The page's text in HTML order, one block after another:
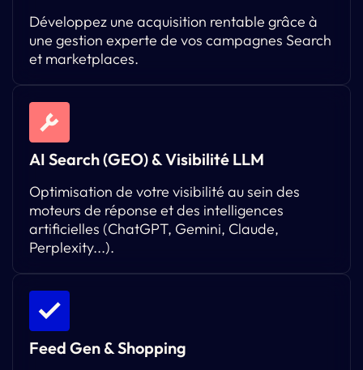
Développez une acquisition rentable grâce à
une gestion experte de vos campagnes Search
et marketplaces.
AI Search (GEO) & Visibilité LLM
Optimisation de votre visibilité au sein des
moteurs de réponse et des intelligences
artificielles (ChatGPT, Gemini, Claude,
Perplexity...).
Feed Gen & Shopping